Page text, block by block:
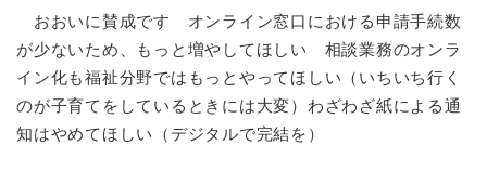
おおいに賛成です オンライン窓口における申請手続数
が少ないため、もっと増やしてほしい 相談業務のオンラ
イン化も福祉分野ではもっとやってほしい（いちいち行く
のが子育てをしているときには大変）わざわざ紙による通
知はやめてほしい（デジタルで完結を）